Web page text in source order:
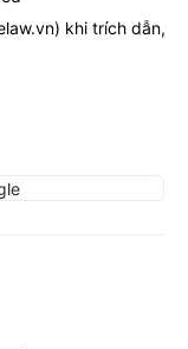
) khi trích dẫn,